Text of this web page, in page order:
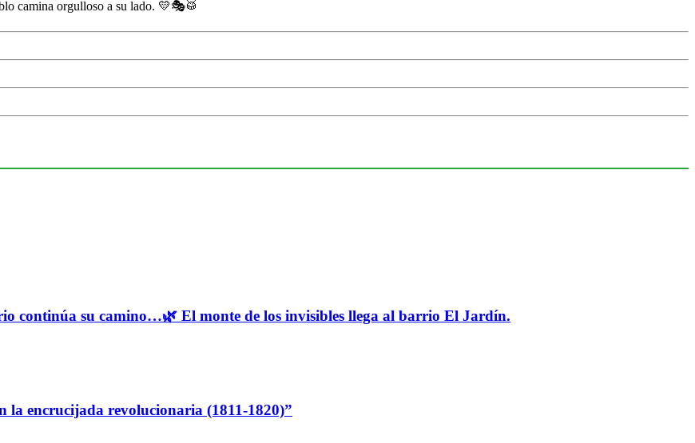
camina orgulloso a su lado. 💛🎭🥁
continúa su camino…🌿 El monte de los invisibles llega al barrio El Jardín.
la encrucijada revolucionaria (1811-1820)”